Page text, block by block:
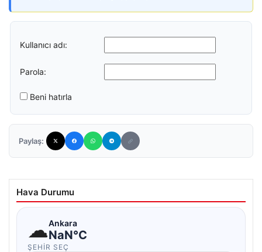
Kullanıcı adı:
Parola:
Beni hatırla
Paylaş:
Hava Durumu
☁Ankara
NaN°C
ŞEHIR SEÇ